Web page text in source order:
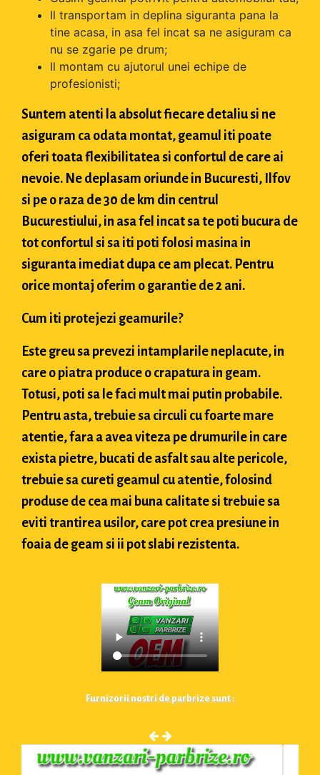
Il transportam in deplina siguranta pana la
tine acasa, in asa fel incat sa ne asiguram ca
nu se zgarie pe drum;
Il montam cu ajutorul unei echipe de
profesionisti;
Suntem atenti la absolut fiecare detaliu si ne
asiguram ca odata montat, geamul iti poate
oferi toata flexibilitatea si confortul de care ai
nevoie. Ne deplasam oriunde in Bucuresti, Ilfov
si pe o raza de 30 de km din centrul
Bucurestiului, in asa fel incat sa te poti bucura de
tot confortul si sa iti poti folosi masina in
siguranta imediat dupa ce am plecat. Pentru
orice montaj oferim o garantie de 2 ani.
Cum iti protejezi geamurile?
Este greu sa prevezi intamplarile neplacute, in
care o piatra produce o crapatura in geam.
Totusi, poti sa le faci mult mai putin probabile.
Pentru asta, trebuie sa circuli cu foarte mare
atentie, fara a avea viteza pe drumurile in care
exista pietre, bucati de asfalt sau alte pericole,
trebuie sa cureti geamul cu atentie, folosind
produse de cea mai buna calitate si trebuie sa
eviti trantirea usilor, care pot crea presiune in
foaia de geam si ii pot slabi rezistenta.
Furnizorii nostri de parbrize sunt :